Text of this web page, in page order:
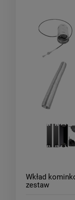
Wkład
zestaw